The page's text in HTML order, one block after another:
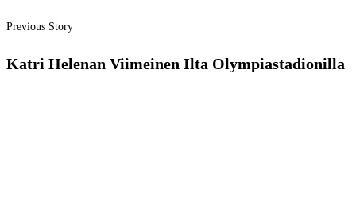
Previous Story
Katri Helenan Viimeinen Ilta Olympiastadionilla